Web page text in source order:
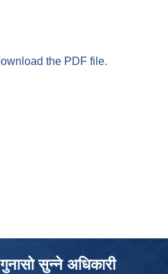
the PDF file.
सुन्ने अधिकारी